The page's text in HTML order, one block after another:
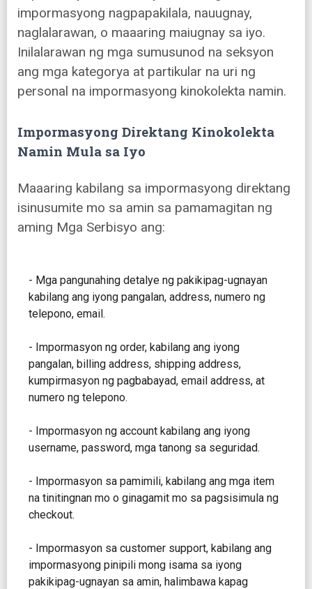
impormasyong nagpapakilala, nauugnay,
naglalarawan, o maaaring maiugnay sa iyo.
Inilalarawan ng mga sumusunod na seksyon
ang mga kategorya at partikular na uri ng
personal na impormasyong kinokolekta namin.
Impormasyong Direktang Kinokolekta
Namin Mula sa Iyo
Maaaring kabilang sa impormasyong direktang
isinusumite mo sa amin sa pamamagitan ng
aming Mga Serbisyo ang:
- Mga pangunahing detalye ng pakikipag-ugnayan
kabilang ang iyong pangalan, address, numero ng
telepono, email.
- Impormasyon ng order, kabilang ang iyong
pangalan, billing address, shipping address,
kumpirmasyon ng pagbabayad, email address, at
numero ng telepono.
- Impormasyon ng account kabilang ang iyong
username, password, mga tanong sa seguridad.
- Impormasyon sa pamimili, kabilang ang mga item
na tinitingnan mo o ginagamit mo sa pagsisimula ng
checkout.
- Impormasyon sa customer support, kabilang ang
impormasyong pinipili mong isama sa iyong
pakikipag-ugnayan sa amin, halimbawa kapag